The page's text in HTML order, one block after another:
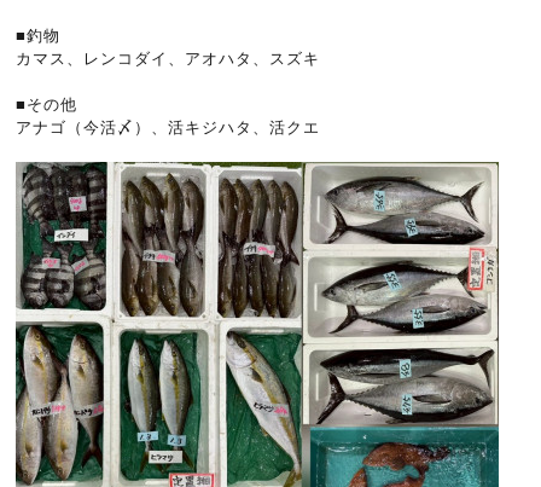
■釣物
カマス、レンコダイ、アオハタ、スズキ
■その他
アナゴ（今活〆）、活キジハタ、活クエ